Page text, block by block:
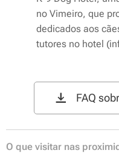
no Vimeiro, que
dedicados aos
tutores no hotel
FAQ
O que visitar nas